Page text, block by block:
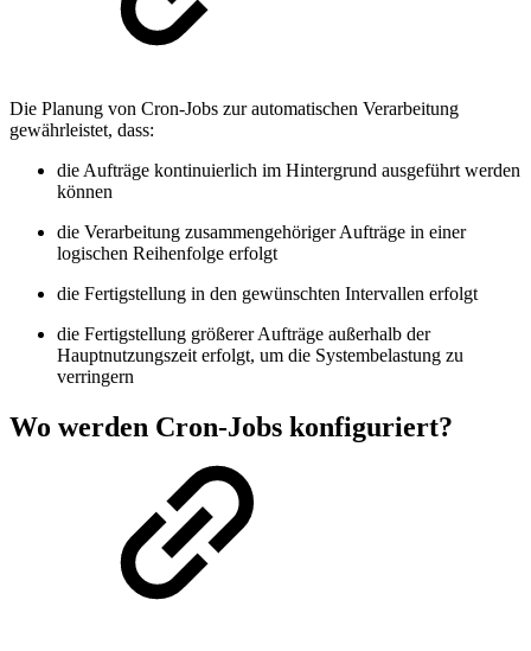
Die Planung von Cron-Jobs zur automatischen Verarbeitung
gewährleistet, dass:
die Aufträge kontinuierlich im Hintergrund ausgeführt werden
können
die Verarbeitung zusammengehöriger Aufträge in einer
logischen Reihenfolge erfolgt
die Fertigstellung in den gewünschten Intervallen erfolgt
die Fertigstellung größerer Aufträge außerhalb der
Hauptnutzungszeit erfolgt, um die Systembelastung zu
verringern
Wo werden Cron-Jobs konfiguriert?